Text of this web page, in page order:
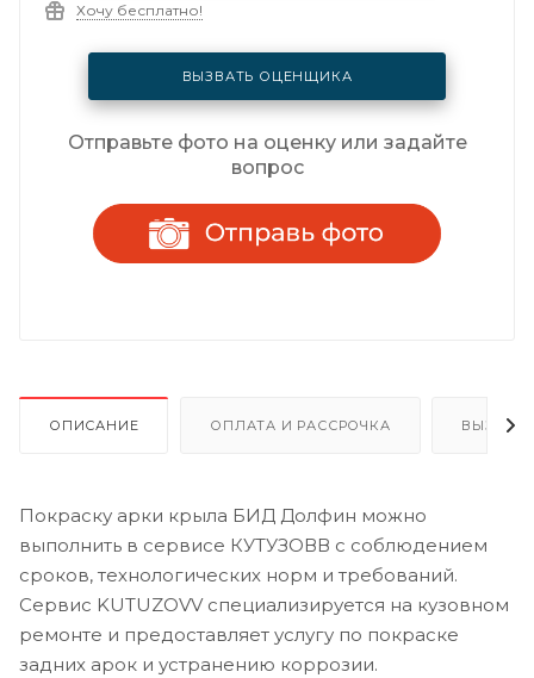
Хочу бесплатно!
ВЫЗВАТЬ ОЦЕНЩИКА
Отправьте фото на оценку или задайте
вопрос
ОПИСАНИЕ ОПЛАТА И РАССРОЧКА ВЫЗОВ
Покраску арки крыла БИД Долфин можно
выполнить в сервисе КУТУЗОВВ с соблюдением
сроков, технологических норм и требований.
Сервис KUTUZOVV специализируется на кузовном
ремонте и предоставляет услугу по покраске
задних арок и устранению коррозии.